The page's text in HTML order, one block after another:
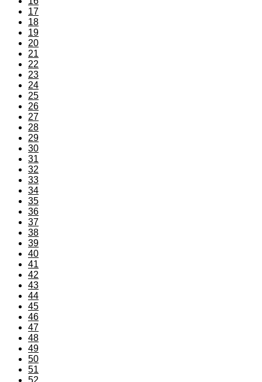
17
18
19
20
21
22
23
24
25
26
27
28
29
30
31
32
33
34
35
36
37
38
39
40
41
42
43
44
45
46
47
48
49
50
51